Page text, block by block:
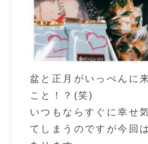
盆と正月がいっぺんに
こと！？(笑)
いつもならすぐに幸せ
てしまうのですが今回